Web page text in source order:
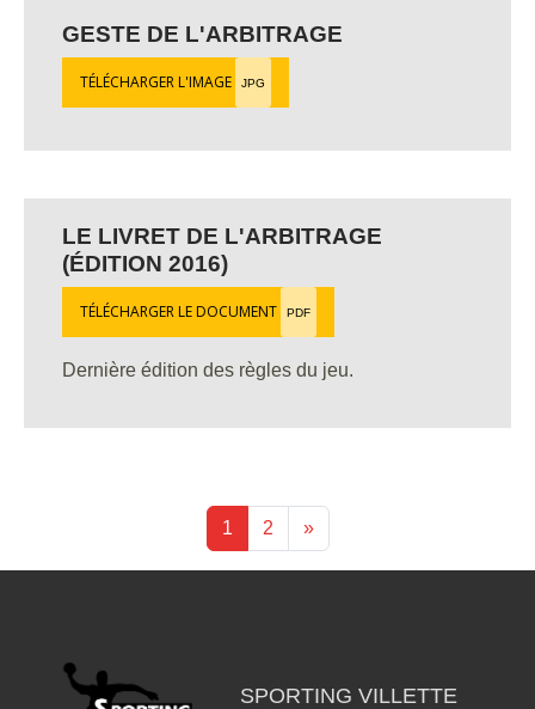
GESTE DE L'ARBITRAGE
TÉLÉCHARGER L'IMAGE JPG
LE LIVRET DE L'ARBITRAGE
(ÉDITION 2016)
TÉLÉCHARGER LE DOCUMENT PDF
Dernière édition des règles du jeu.
1 2 »
SPORTING VILLETTE